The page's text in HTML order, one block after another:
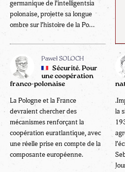
germanique de l’intelligentsia
polonaise, projette sa longue
ombre sur l’histoire de la Po...
Paweł SOLOCH
Sécurité. Pour
une coopération
franco-polonaise
La Pologne et la France
devraient chercher des
mécanismes renforçant la
coopération euratlantique, avec
une réelle prise en compte de la
composante européenne.
la